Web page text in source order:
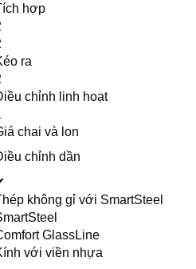
hợp
ra
chỉnh linh hoạt
chai và lon
chỉnh dần
không gỉ với SmartSteel
GlassLine
với viền nhựa